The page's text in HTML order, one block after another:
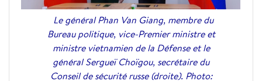
Le général Phan Van Giang, membre du
Bureau politique, vice-Premier ministre et
ministre vietnamien de la Défense et le
général Sergueï Choïgou, secrétaire du
Conseil de sécurité russe (droite). Photo: